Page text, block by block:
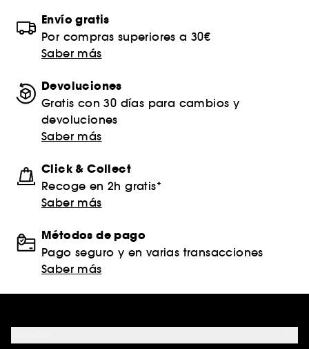
Envío gratis
Por compras superiores a 30€
Saber más
Devoluciones
Gratis con 30 días para cambios y
devoluciones
Saber más
Click & Collect
Recoge en 2h gratis*
Saber más
Métodos de pago
Pago seguro y en varias transacciones
Saber más